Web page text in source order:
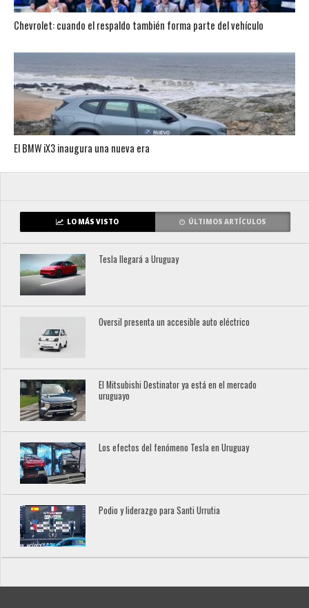
Chevrolet: cuando el respaldo también forma parte del vehículo
El BMW iX3 inaugura una nueva era
LO MÁS VISTO ÚLTIMOS ARTÍCULOS
Tesla llegará a Uruguay
Oversil presenta un accesible auto eléctrico
El Mitsubishi Destinator ya está en el mercado
uruguayo
Los efectos del fenómeno Tesla en Uruguay
Podio y liderazgo para Santi Urrutia